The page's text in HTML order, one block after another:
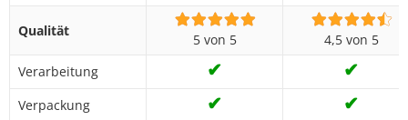
Qualität
5 von 5
4,5 von 5
Verarbeitung
✔ ✔
Verpackung ✔ ✔